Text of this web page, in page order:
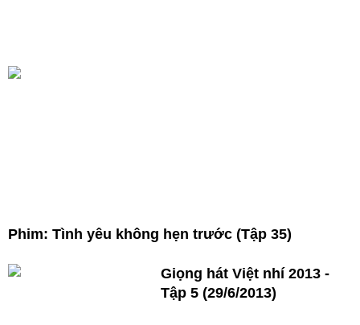
Phim: Tình yêu không hẹn trước (Tập 35)
Giọng hát Việt nhí 2013 -
Tập 5 (29/6/2013)